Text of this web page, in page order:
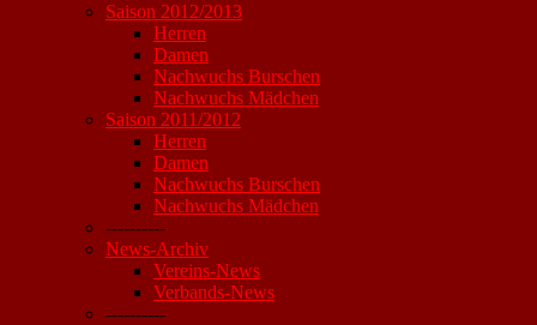
Saison 2012/2013
Herren
Damen
Nachwuchs Burschen
Nachwuchs Mädchen
Saison 2011/2012
Herren
Damen
Nachwuchs Burschen
Nachwuchs Mädchen
----------
News-Archiv
Vereins-News
Verbands-News
----------